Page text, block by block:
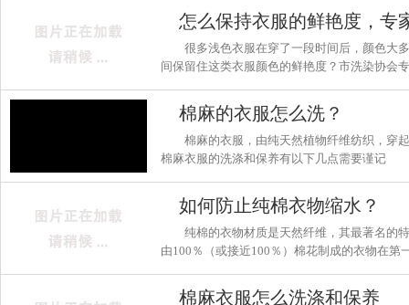
衣服时比较关心的问题。今天，小编带您来看
的知识。
很多浅色衣服在穿了一段时间后，颜色大
间保留住这类衣服颜色的鲜艳度？市洗染协会
棉麻的衣服怎么洗？
棉麻的衣服，由纯天然植物纤维纺织，穿
棉麻衣服的洗涤和保养有以下几点需要谨记
如何防止纯棉衣物缩水？
纯棉的衣物材质是天然纤维，其最著名的
由100％（或接近100％）棉花制成的衣物在第
尺寸，并后续洗涤不再收缩吗？答案是有的。
棉麻衣服怎么洗涤和保养